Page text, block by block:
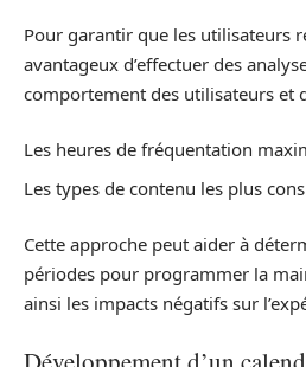
Pour garantir que les utilisateurs
avantageux d’effectuer des
comportement des utilisateurs et
Les heures de fréquentation
Les types de contenu les plus
Cette approche peut aider à
périodes pour programmer la
ainsi les impacts négatifs sur